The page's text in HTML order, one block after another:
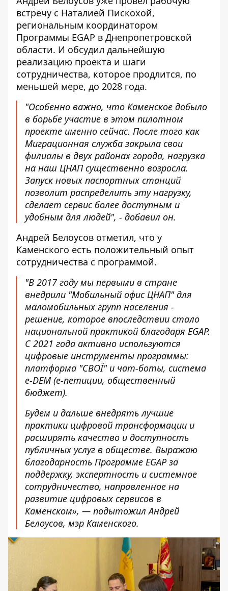
встречу с Наталией Пискохой,
региональным координатором
Программы EGAP в Днепропетровской
области. И обсудил дальнейшую
реализацию проекта и шаги
сотрудничества, которое продлится, по
меньшей мере, до 2028 года.
"Особенно важно, что Каменское добыло
в борьбе участие в этом пилотном
проекте именно сейчас. После того как
Миграционная служба закрыла свои
филиалы в двух районах города, нагрузка
на наш ЦНАП существенно возросла.
Запуск новых паспортных станций
позволит распределить эту нагрузку,
сделает сервис более доступным и
удобным для людей", - добавил он.
Андрей Белоусов отметил, что у
Каменского есть положительный опыт
сотрудничества с программой.
"В 2017 году мы первыми в стране
внедрили "Мобильный офис ЦНАП" для
маломобильных групп населения -
решение, которое впоследствии стало
национальной практикой благодаря EGAP.
С 2021 года активно используются
цифровые инструменты программы:
платформа "СВОЇ" и чат-боты, система
e-DEM (е-петиции, общественный
бюджет).
Будем и дальше внедрять лучшие
практики цифровой трансформации и
расширять качество и доступность
публичных услуг в обществе. Выражаю
благодарность Программе EGAP за
поддержку, экспертность и системное
сотрудничество, направленное на
развитие цифровых сервисов в
Каменском», — подытожил Андрей
Белоусов, мэр Каменского.